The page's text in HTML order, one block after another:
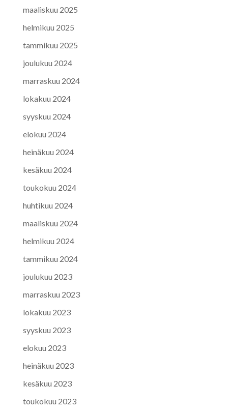
maaliskuu 2025
helmikuu 2025
tammikuu 2025
joulukuu 2024
marraskuu 2024
lokakuu 2024
syyskuu 2024
elokuu 2024
heinäkuu 2024
kesäkuu 2024
toukokuu 2024
huhtikuu 2024
maaliskuu 2024
helmikuu 2024
tammikuu 2024
joulukuu 2023
marraskuu 2023
lokakuu 2023
syyskuu 2023
elokuu 2023
heinäkuu 2023
kesäkuu 2023
toukokuu 2023